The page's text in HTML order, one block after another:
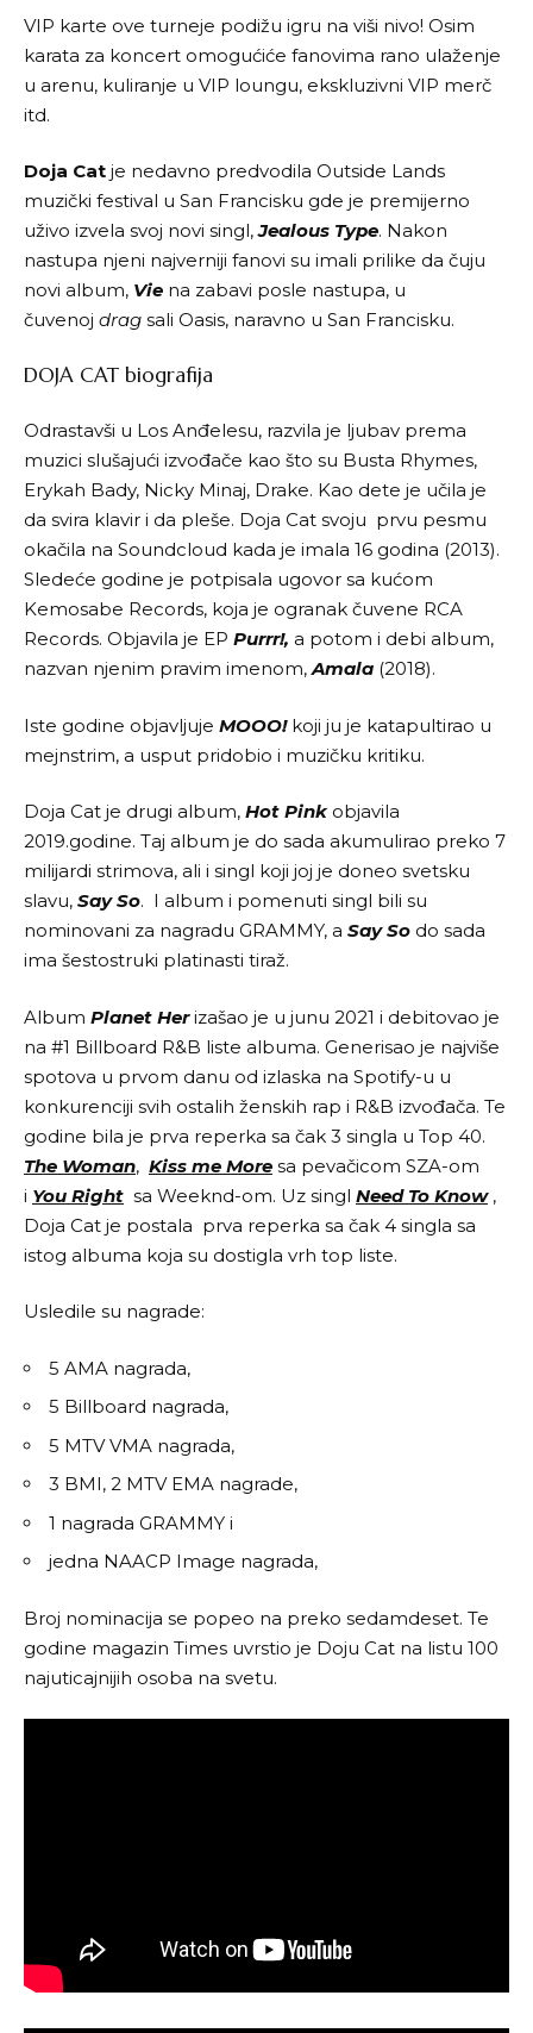
VIP karte ove turneje podižu igru na viši nivo! Osim
karata za koncert omogućiće fanovima rano ulaženje
u arenu, kuliranje u VIP loungu, ekskluzivni VIP merč
itd.
Doja Cat je nedavno predvodila Outside Lands
muzički festival u San Francisku gde je premijerno
uživo izvela svoj novi singl,Jealous Type. Nakon
nastupa njeni najverniji fanovi su imali prilike da čuju
novi album, Vie na zabavi posle nastupa, u
čuvenoj drag sali Oasis, naravno u San Francisku.
DOJA CAT biografija
Odrastavši u Los Anđelesu, razvila je ljubav prema
muzici slušajući izvođače kao što su Busta Rhymes,
Erykah Bady, Nicky Minaj, Drake. Kao dete je učila je
da svira klavir i da pleše. Doja Cat svoju prvu pesmu
okačila na Soundcloud kada je imala 16 godina (2013).
Sledeće godine je potpisala ugovor sa kućom
Kemosabe Records, koja je ogranak čuvene RCA
Records. Objavila je EP Purrr!, a potom i debi album,
nazvan njenim pravim imenom,Amala (2018).
Iste godine objavljuje MOOO!koji ju je katapultirao u
mejnstrim, a usput pridobio i muzičku kritiku.
Doja Cat je drugi album, Hot Pinkobjavila
2019.godine. Taj album je do sada akumulirao preko 7
milijardi strimova, ali i singl koji joj je doneo svetsku
slavu, Say So. I album i pomenuti singl bili su
nominovani za nagradu GRAMMY, a Say So do sada
ima šestostruki platinasti tiraž.
Album Planet Herizašao je u junu 2021 i debitovao je
na #1 Billboard R&B liste albuma. Generisao je najviše
spotova u prvom danu od izlaska na Spotify-u u
konkurenciji svih ostalih ženskih rap i R&B izvođača. Te
godine bila je prva reperka sa čak 3 singla u Top 40.
The Woman, Kiss me More sa pevačicom SZA-om
i You Right sa Weeknd-om. Uz singl Need To Know,
Doja Cat je postala prva reperka sa čak 4 singla sa
istog albuma koja su dostigla vrh top liste.
Usledile su nagrade:
5 AMA nagrada,
5 Billboard nagrada,
5 MTV VMA nagrada,
3 BMI, 2 MTV EMA nagrade,
1 nagrada GRAMMY i
jedna NAACP Image nagrada,
Broj nominacija se popeo na preko sedamdeset. Te
godine magazin Times uvrstio je Doju Cat na listu 100
najuticajnijih osoba na svetu.